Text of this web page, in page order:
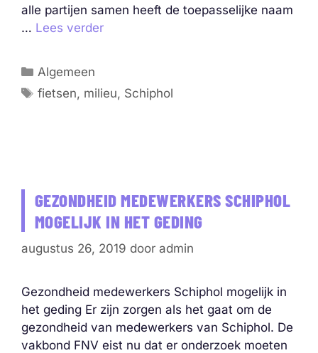
alle partijen samen heeft de toepasselijke naam
… Lees verder
Categorieën
Algemeen
Tags
fietsen, milieu, Schiphol
GEZONDHEID MEDEWERKERS SCHIPHOL
MOGELIJK IN HET GEDING
augustus 26, 2019 door admin
Gezondheid medewerkers Schiphol mogelijk in
het geding Er zijn zorgen als het gaat om de
gezondheid van medewerkers van Schiphol. De
vakbond FNV eist nu dat er onderzoek moeten